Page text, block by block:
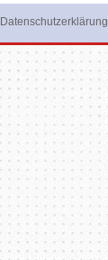
Datenschutzerklärung